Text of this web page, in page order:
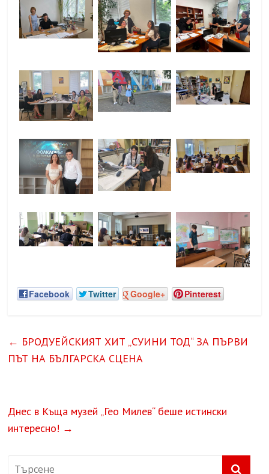
Facebook Twitter Google+ Pinterest
← БРОДУЕЙСКИЯТ ХИТ „СУИНИ ТОД“ ЗА ПЪРВИ
ПЪТ НА БЪЛГАРСКА СЦЕНА
Днес в Къща музей „Гео Милев“ беше истински
интересно! →